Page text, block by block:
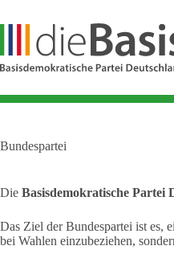
springen
Bundespartei
Die Basisdemokratische Partei
Das Ziel der Bundespartei ist es,
bei Wahlen einzubeziehen,